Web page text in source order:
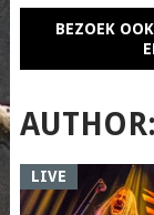
BEZOEK
AUTHOR:
LIVE